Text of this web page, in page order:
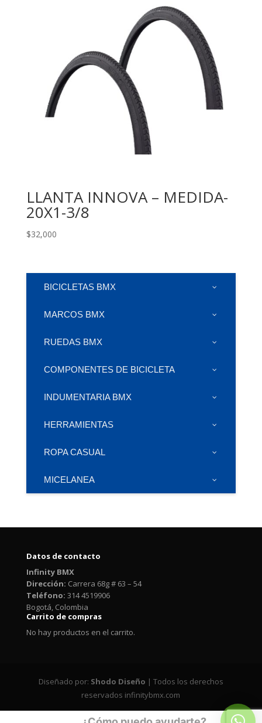
LLANTA INNOVA – MEDIDA-
20X1-3/8
$32,000
BICICLETAS BMX
MARCOS BMX
RUEDAS BMX
COMPONENTES DE BICICLETA
INDUMENTARIA BMX
HERRAMIENTAS
ROPA CASUAL
MICELANEA
Datos de contacto
Infinity BMX
Dirección: Carrera 68g # 63 – 54
Teléfono: 314 4519906
Bogotá, Colombia
Carrito de compras
No hay productos en el carrito.
Diseñado por: Shodo Diseño | Todos los derechos
reservados infinitybmx.com